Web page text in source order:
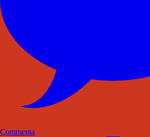
Commenta